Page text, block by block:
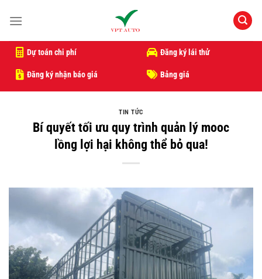
qua
dung
Dự toán chi phí
Đăng ký nhận báo giá
Đăng ký lái thử
Bảng giá
TIN TỨC
Bí quyết tối ưu quy trình quản lý mooc
lồng lợi hại không thể bỏ qua!